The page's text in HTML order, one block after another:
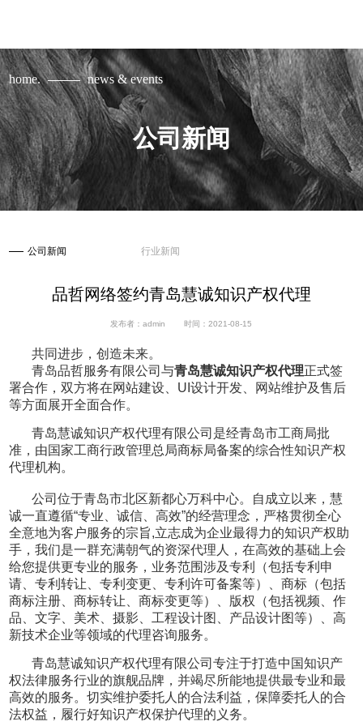
home. news & events
公司新闻
公司新闻 行业新闻
品哲网络签约青岛慧诚知识产权代理
发布者：admin 时间：2021-08-15
共同进步，创造未来。
青岛品哲服务有限公司与青岛慧诚知识产权代理正式签
署合作，双方将在网站建设、UI设计开发、网站维护及售后
等方面展开全面合作。
青岛慧诚知识产权代理有限公司是经青岛市工商局批
准，由国家工商行政管理总局商标局备案的综合性知识产权
代理机构。
公司位于青岛市北区新都心万科中心。自成立以来，慧
诚一直遵循“专业、诚信、高效”的经营理念，严格贯彻全心
全意地为客户服务的宗旨,立志成为企业最得力的知识产权助
手，我们是一群充满朝气的资深代理人，在高效的基础上会
给您提供更专业的服务，业务范围涉及专利（包括专利申
请、专利转让、专利变更、专利许可备案等）、商标（包括
商标注册、商标转让、商标变更等）、版权（包括视频、作
品、文字、美术、摄影、工程设计图、产品设计图等）、高
新技术企业等领域的代理咨询服务。
青岛慧诚知识产权代理有限公司专注于打造中国知识产
权法律服务行业的旗舰品牌，并竭尽所能地提供最专业和最
高效的服务。切实维护委托人的合法利益，保障委托人的合
法权益，履行好知识产权保护代理的义务。